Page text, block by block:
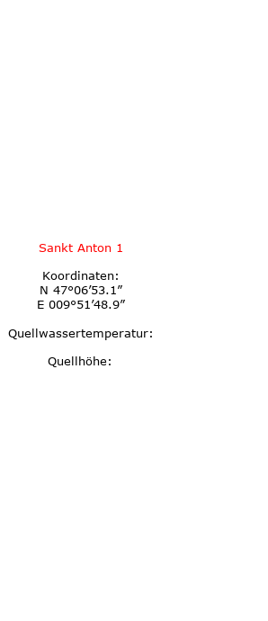
Sankt Anton 1
Koordinaten:
N 47°06’53.1”
E 009°51’48.9”
Quellwassertemperatur:
Quellhöhe: